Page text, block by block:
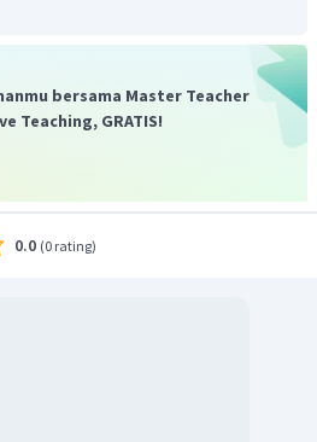
dilihat pada gambar di atas
yang terbentuk adalah
klorida.
bersama Master Teacher
Teaching, GRATIS!
0.0 (0 rating)